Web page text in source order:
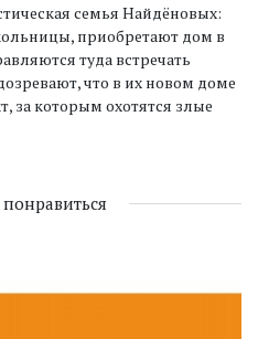
семья Найдёновых:
приобретают дом в
туда встречать
что в их новом доме
за которым охотятся злые